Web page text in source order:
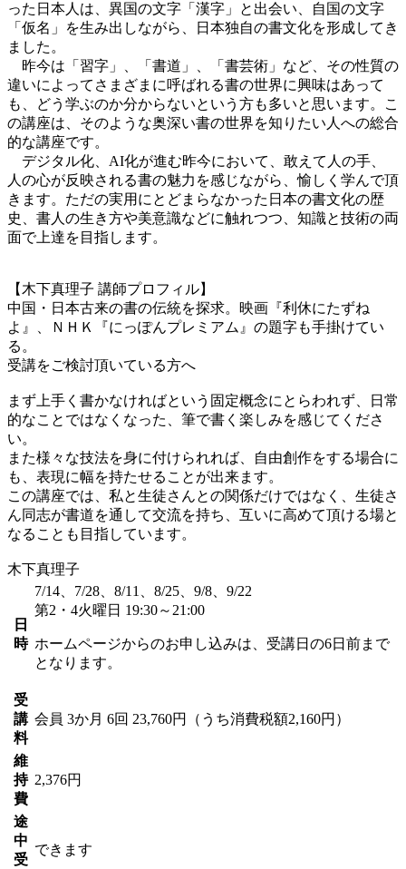
った日本人は、異国の文字「漢字」と出会い、自国の文字
「仮名」を生み出しながら、日本独自の書文化を形成してき
ました。
昨今は「習字」、「書道」、「書芸術」など、その性質の
違いによってさまざまに呼ばれる書の世界に興味はあって
も、どう学ぶのか分からないという方も多いと思います。こ
の講座は、そのような奥深い書の世界を知りたい人への総合
的な講座です。
デジタル化、AI化が進む昨今において、敢えて人の手、
人の心が反映される書の魅力を感じながら、愉しく学んで頂
きます。ただの実用にとどまらなかった日本の書文化の歴
史、書人の生き方や美意識などに触れつつ、知識と技術の両
面で上達を目指します。
【木下真理子 講師プロフィル】
中国・日本古来の書の伝統を探求。映画『利休にたずね
よ』、ＮＨＫ『にっぽんプレミアム』の題字も手掛けてい
る。
受講をご検討頂いている方へ
まず上手く書かなければという固定概念にとらわれず、日常
的なことではなくなった、筆で書く楽しみを感じてくださ
い。
また様々な技法を身に付けられれば、自由創作をする場合に
も、表現に幅を持たせることが出来ます。
この講座では、私と生徒さんとの関係だけではなく、生徒さ
ん同志が書道を通して交流を持ち、互いに高めて頂ける場と
なることも目指しています。
木下真理子
日
時
7/14、7/28、8/11、8/25、9/8、9/22
第2・4火曜日 19:30～21:00
ホームページからのお申し込みは、受講日の6日前まで
となります。
受
講
料
会員 3か月 6回 23,760円（うち消費税額2,160円）
維
持
費
2,376円
途
中
受
できます